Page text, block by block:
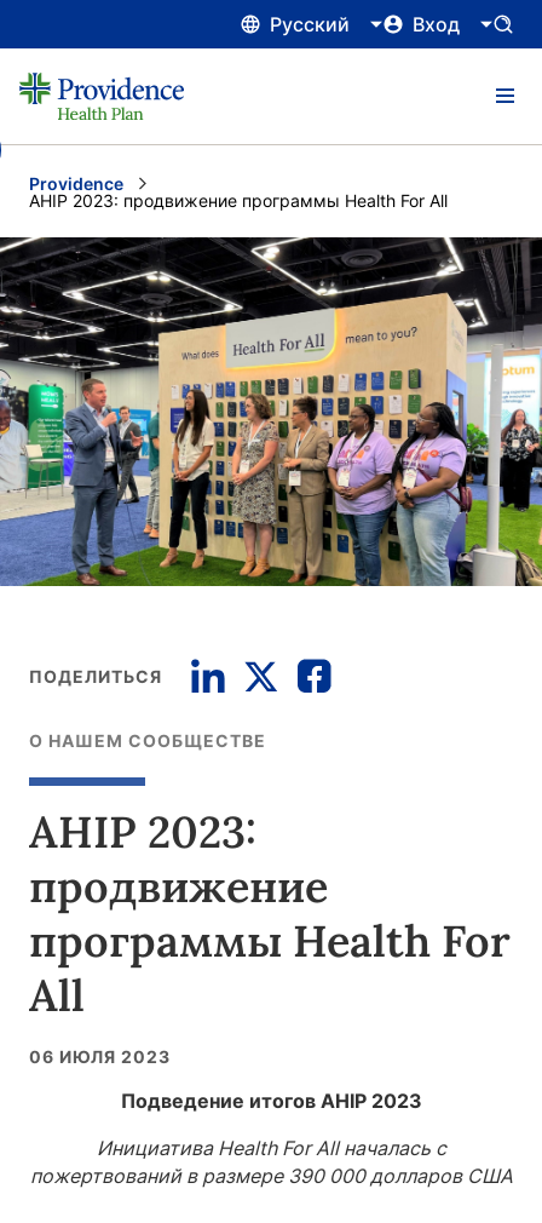
Русский Вход
Providence
Current:
AHIP 2023: продвижение программы Health For All
ПОДЕЛИТЬСЯ
О НАШЕМ СООБЩЕСТВЕ
AHIP 2023:
продвижение
программы Health For
All
06 ИЮЛЯ 2023
Подведение итогов AHIP 2023
Инициатива Health For Allначалась с
пожертвований в размере 390 000 долларов США